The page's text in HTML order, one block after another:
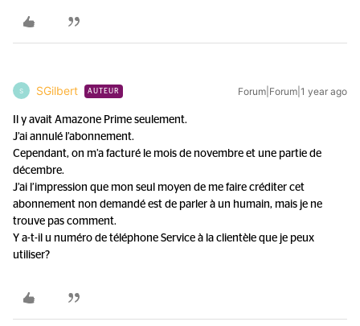
S SGilbert AUTEUR Forum|Forum|1 year ago
Il y avait Amazone Prime seulement.
J’ai annulé l’abonnement.
Cependant, on m’a facturé le mois de novembre et une partie de
décembre.
J’ai l’impression que mon seul moyen de me faire créditer cet
abonnement non demandé est de parler à un humain, mais je ne
trouve pas comment.
Y a-t-il u numéro de téléphone Service à la clientèle que je peux
utiliser?